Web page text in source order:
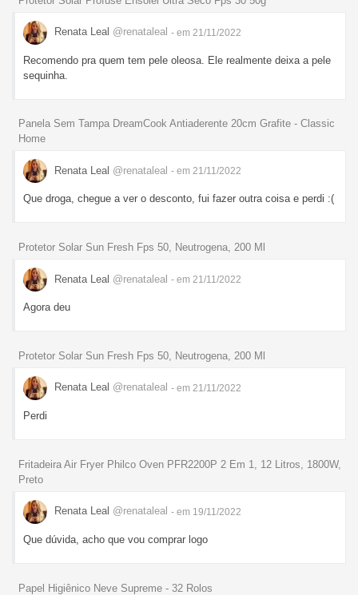
Renata Leal @renataleal - em 21/11/2022
Recomendo pra quem tem pele oleosa. Ele realmente deixa a pele
sequinha.
Panela Sem Tampa DreamCook Antiaderente 20cm Grafite - Classic
Home
Renata Leal @renataleal - em 21/11/2022
Que droga, chegue a ver o desconto, fui fazer outra coisa e perdi :(
Protetor Solar Sun Fresh Fps 50, Neutrogena, 200 Ml
Renata Leal @renataleal - em 21/11/2022
Agora deu
Protetor Solar Sun Fresh Fps 50, Neutrogena, 200 Ml
Renata Leal @renataleal - em 21/11/2022
Perdi
Fritadeira Air Fryer Philco Oven PFR2200P 2 Em 1, 12 Litros, 1800W,
Preto
Renata Leal @renataleal - em 19/11/2022
Que dúvida, acho que vou comprar logo
Papel Higiênico Neve Supreme - 32 Rolos